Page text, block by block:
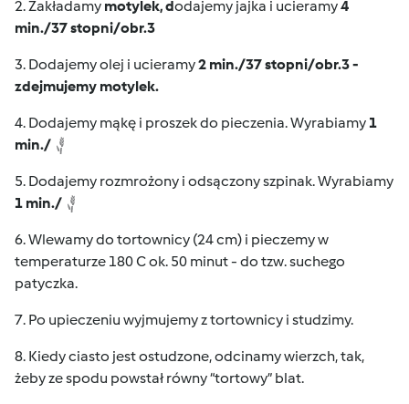
2. Zakładamy motylek, dodajemy jajka i ucieramy4
min./37 stopni/obr.3
3. Dodajemy olej i ucieramy2 min./37 stopni/obr.3 -
zdejmujemy motylek.
4. Dodajemy mąkę i proszek do pieczenia. Wyrabiamy 1
min./
5. Dodajemy rozmrożony i odsączony szpinak. Wyrabiamy
1 min./
6. Wlewamy do tortownicy (24 cm) i pieczemy w
temperaturze 180 C ok. 50 minut - do tzw. suchego
patyczka.
7. Po upieczeniu wyjmujemy z tortownicy i studzimy.
8. Kiedy ciasto jest ostudzone, odcinamy wierzch, tak,
żeby ze spodu powstał równy “tortowy” blat.